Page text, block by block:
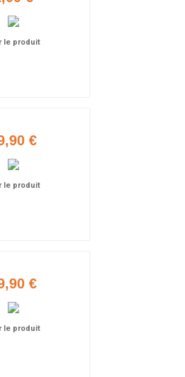
le produit
€
le produit
€
le produit